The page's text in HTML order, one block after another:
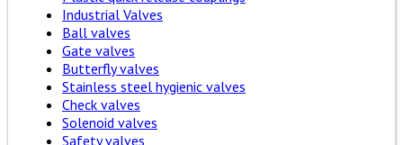
Industrial Valves
Ball valves
Gate valves
Butterfly valves
Stainless steel hygienic valves
Check valves
Solenoid valves
Safety valves